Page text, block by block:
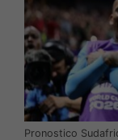
Pronostico